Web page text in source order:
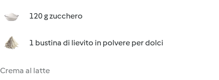
120 g zucchero
1 bustina di lievito in polvere per dolci
Crema al latte